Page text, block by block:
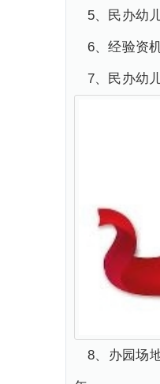
5、民办幼
6、经验资
7、民办幼
8、办园场